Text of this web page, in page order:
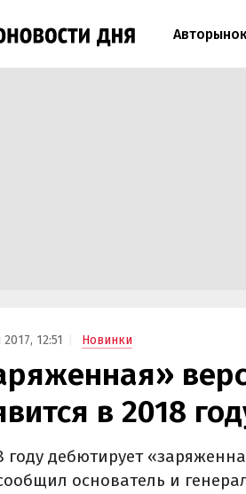
Авторынок
12:51 Новинки
в 2018
году дебютирует
основатель и